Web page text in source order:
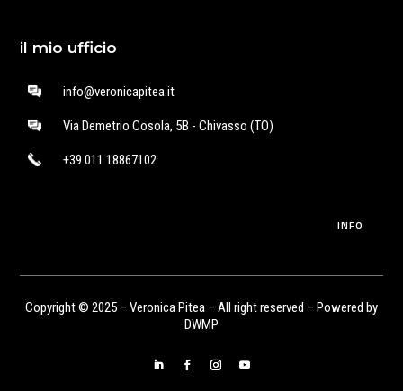
il mio ufficio
info@veronicapitea.it
Via Demetrio Cosola, 5B - Chivasso (TO)
+39 011 18867102
INFO
Copyright © 2025 – Veronica Pitea – All right reserved – Powered by
DWMP